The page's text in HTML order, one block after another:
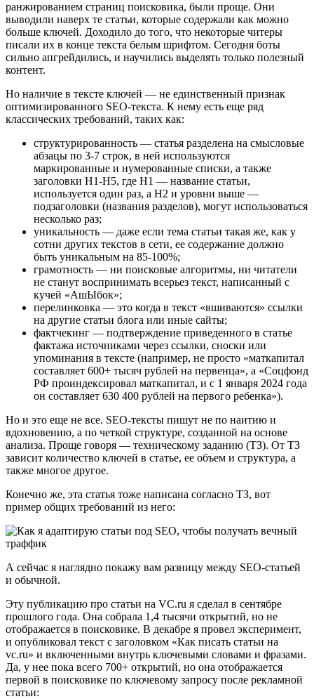
ранжированием страниц поисковика, были проще. Они
выводили наверх те статьи, которые содержали как можно
больше ключей. Доходило до того, что некоторые читеры
писали их в конце текста белым шрифтом. Сегодня боты
сильно апгрейдились, и научились выделять только полезный
контент.
Но наличие в тексте ключей ― не единственный признак
оптимизированного SEO-текста. К нему есть еще ряд
классических требований, таких как:
структурированность ― статья разделена на смысловые
абзацы по 3-7 строк, в ней используются
маркированные и нумерованные списки, а также
заголовки H1-H5, где H1 ― название статьи,
используется один раз, а H2 и уровни выше ―
подзаголовки (названия разделов), могут использоваться
несколько раз;
уникальность ― даже если тема статьи такая же, как у
сотни других текстов в сети, ее содержание должно
быть уникальным на 85-100%;
грамотность ― ни поисковые алгоритмы, ни читатели
не станут воспринимать всерьез текст, написанный с
кучей «АшЫбок»;
перелинковка ― это когда в текст «вшиваются» ссылки
на другие статьи блога или иные сайты;
фактчекинг ― подтверждение приведенного в статье
фактажа источниками через ссылки, сноски или
упоминания в тексте (например, не просто «маткапитал
составляет 600+ тысяч рублей на первенца», а «Соцфонд
РФ проиндексировал маткапитал, и с 1 января 2024 года
он составляет 630 400 рублей на первого ребенка»).
Но и это еще не все. SEO-тексты пишут не по наитию и
вдохновению, а по четкой структуре, созданной на основе
анализа. Проще говоря ― техническому заданию (ТЗ). От ТЗ
зависит количество ключей в статье, ее объем и структура, а
также многое другое.
Конечно же, эта статья тоже написана согласно ТЗ, вот
пример общих требований из него:
А сейчас я наглядно покажу вам разницу между SEO-статьей
и обычной.
Эту публикацию про статьи на VC.ru я сделал в сентябре
прошлого года. Она собрала 1,4 тысячи открытий, но не
отображается в поисковике. В декабре я провел эксперимент,
и опубликовал текст с заголовком «Как писать статьи на
vc.ru» и включенными внутрь ключевыми словами и фразами.
Да, у нее пока всего 700+ открытий, но она отображается
первой в поисковике по ключевому запросу после рекламной
статьи: